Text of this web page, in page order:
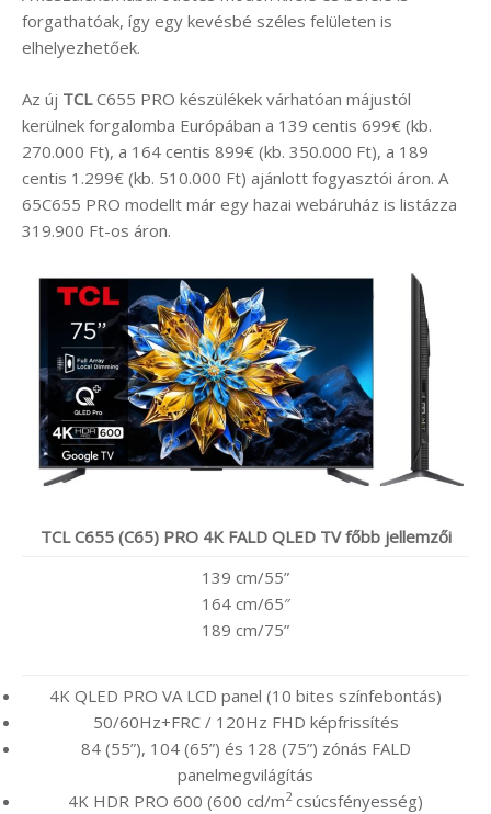
forgathatóak, így egy kevésbé széles felületen is
elhelyezhetőek.
Az új TCLC655 PRO készülékek várhatóan májustól
kerülnek forgalomba Európában a 139 centis 699€ (kb.
270.000 Ft), a 164 centis 899€ (kb. 350.000 Ft), a 189
centis 1.299€ (kb. 510.000 Ft) ajánlott fogyasztói áron. A
65C655 PRO modellt már egy hazai webáruház is listázza
319.900 Ft-os áron.
TCL C655 (C65) PRO 4K FALD QLED TV főbb jellemzői
139 cm/55”
164 cm/65″
189 cm/75”
4K QLED PRO VA LCD panel (10 bites színfebontás)
50/60Hz+FRC / 120Hz FHD képfrissítés
84 (55”), 104 (65”) és 128 (75”) zónás FALD
panelmegvilágítás
4K HDR PRO 600 (600 cd/m2csúcsfényesség)